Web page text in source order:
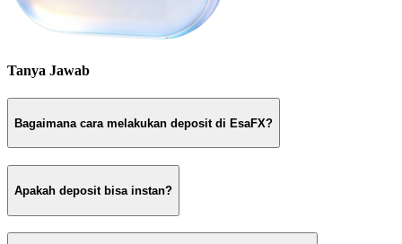
Tanya Jawab
Bagaimana cara melakukan deposit di EsaFX?
Apakah deposit bisa instan?